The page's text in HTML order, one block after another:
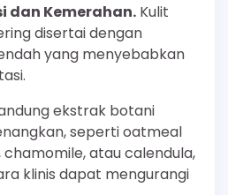
dan Kemerahan. Kulit
disertai dengan
yang menyebabkan
ekstrak botani
seperti oatmeal
chamomile, atau calendula,
klinis dapat mengurangi